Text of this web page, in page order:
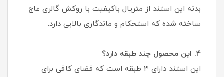
بدنه این استند از متریال باکیفیت با روکش گالری عاج
ساخته شده که استحکام و ماندگاری بالایی دارد.
۴. این محصول چند طبقه دارد؟
این استند دارای ۳ طبقه است که فضای کافی برای